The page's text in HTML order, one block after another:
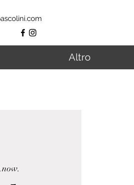
Altro